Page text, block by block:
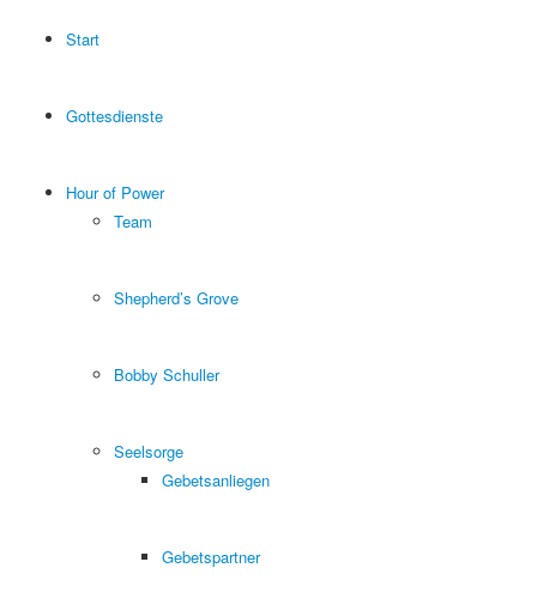
Start
Gottesdienste
Hour of Power
Team
Shepherd’s Grove
Bobby Schuller
Seelsorge
Gebetsanliegen
Gebetspartner